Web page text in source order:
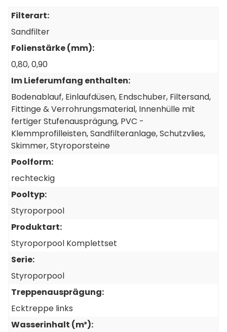
9 Stück
PVC Hartrohr 50mm, 1 m Länge
Artikel-Nr.: P61635
Klemmprofilleiste, PVC, hung, gerade, 2 lfm
5 Stück
Kantenschutz / Schutzecke für Treppen, 1,5
Filterart:
Sandfilter
Folienstärke (mm):
0,80, 0,90
Im Lieferumfang enthalten:
Bodenablauf, Einlaufdüsen, Endschuber, Filtersand,
Fittinge & Verrohrungsmaterial, Innenhülle mit
fertiger Stufenausprägung, PVC -
Klemmprofilleisten, Sandfilteranlage, Schutzvlies,
Skimmer, Styroporsteine
Poolform:
rechteckig
Pooltyp:
Styroporpool
Produktart:
Styroporpool Komplettset
Serie:
Styroporpool
Treppenausprägung:
Ecktreppe links
Wasserinhalt (m³):